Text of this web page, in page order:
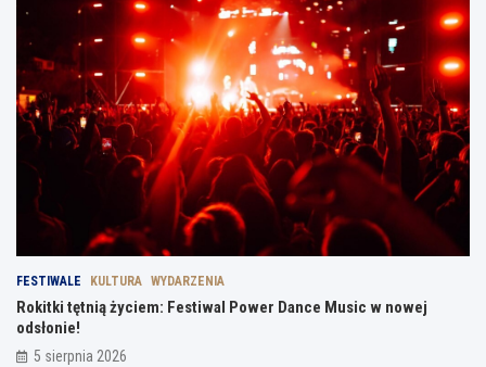
FESTIWALE KULTURA WYDARZENIA
Rokitki tętnią życiem: Festiwal Power Dance Music w nowej
odsłonie!
5 sierpnia 2026